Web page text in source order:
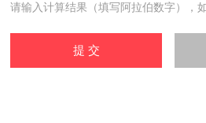
请输入计算结果（填写阿拉伯数字），